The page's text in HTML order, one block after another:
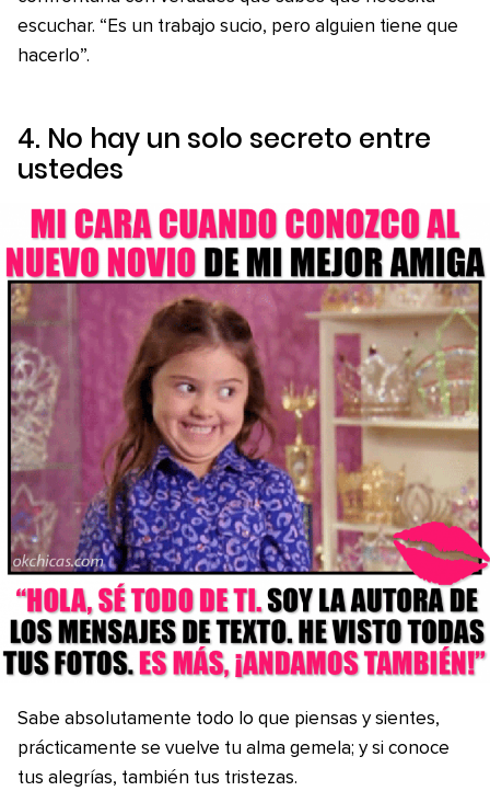
escuchar. “Es un trabajo sucio, pero alguien tiene que
hacerlo”.
4. No hay un solo secreto entre
ustedes
Sabe absolutamente todo lo que piensas y sientes,
prácticamente se vuelve tu alma gemela; y si conoce
tus alegrías, también tus tristezas.